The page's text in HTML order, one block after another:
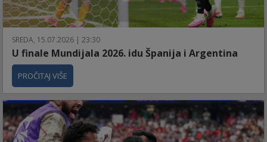
SREDA, 15.07.2026 | 23:30
U finale Mundijala 2026. idu Španija i Argentina
PROČITAJ VIŠE